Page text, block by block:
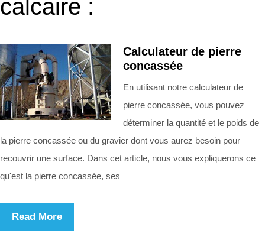
calcaire :
Calculateur de pierre
concassée
En utilisant notre calculateur de
pierre concassée, vous pouvez
déterminer la quantité et le poids de
la pierre concassée ou du gravier dont vous aurez besoin pour
recouvrir une surface. Dans cet article, nous vous expliquerons ce
qu'est la pierre concassée, ses
Read More